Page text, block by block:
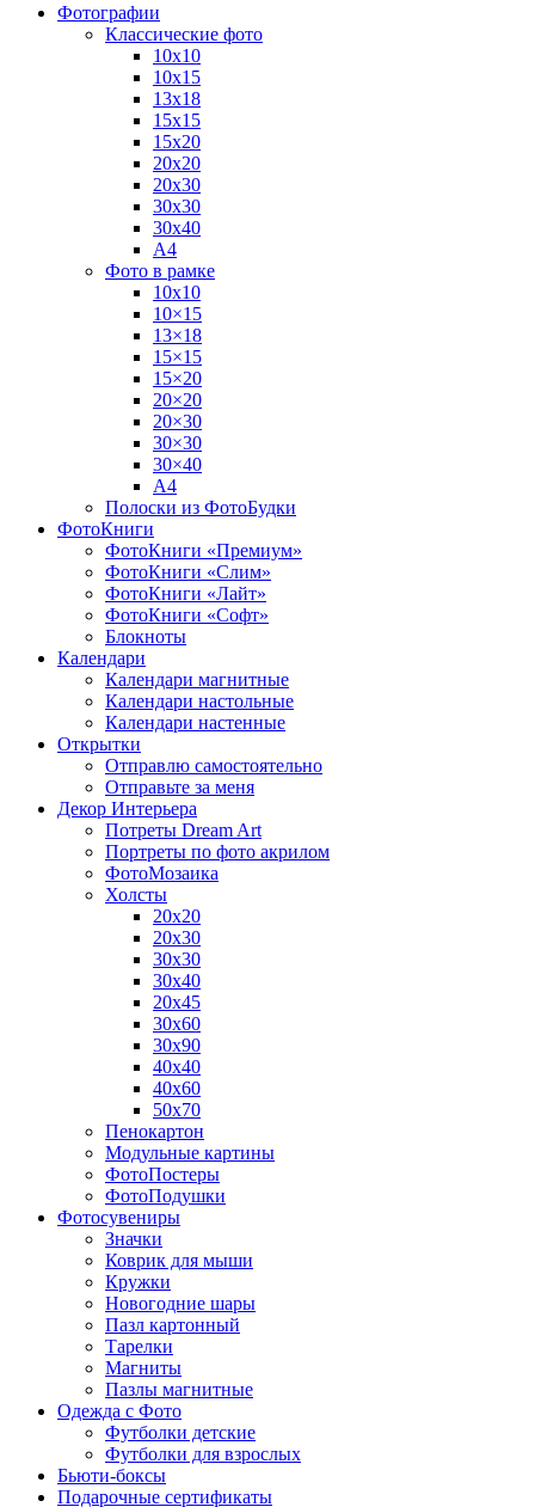
Фотографии
Классические фото
10х10
10х15
13х18
15х15
15х20
20х20
20х30
30х30
30х40
А4
Фото в рамке
10х10
10×15
13×18
15×15
15×20
20×20
20×30
30×30
30×40
A4
Полоски из ФотоБудки
ФотоКниги
ФотоКниги «Премиум»
ФотоКниги «Слим»
ФотоКниги «Лайт»
ФотоКниги «Софт»
Блокноты
Календари
Календари магнитные
Календари настольные
Календари настенные
Открытки
Отправлю самостоятельно
Отправьте за меня
Декор Интерьера
Потреты Dream Art
Портреты по фото акрилом
ФотоМозаика
Холсты
20х20
20х30
30х30
30х40
20х45
30х60
30х90
40х40
40х60
50х70
Пенокартон
Модульные картины
ФотоПостеры
ФотоПодушки
Фотоcувениры
Значки
Коврик для мыши
Кружки
Новогодние шары
Пазл картонный
Тарелки
Магниты
Пазлы магнитные
Одежда с Фото
Футболки детские
Футболки для взрослых
Бьюти-боксы
Подарочные сертификаты